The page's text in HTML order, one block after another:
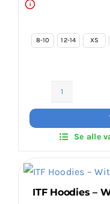
i
8-10 12-14 XS
Zip
–
&
Se alle
ITF Hoodies –